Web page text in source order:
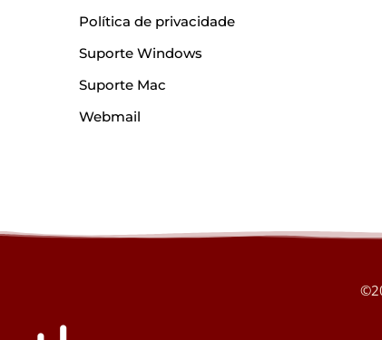
Política de privacidade
Suporte Windows
Suporte Mac
Webmail